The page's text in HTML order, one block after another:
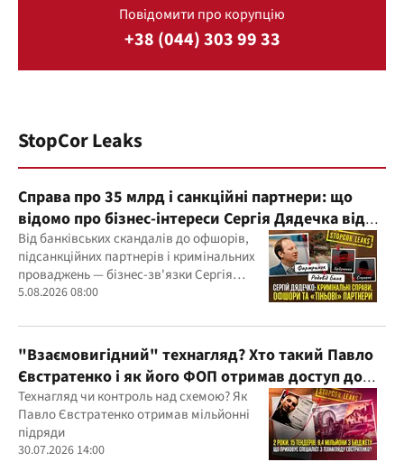
Повідомити про корупцію
+38 (044) 303 99 33
StopCor Leaks
Справа про 35 млрд і санкційні партнери: що
відомо про бізнес-інтереси Сергія Дядечка від
"Родовід Банку" до "ФАРМАСЕЛ"
Від банківських скандалів до офшорів,
підсанкційних партнерів і кримінальних
проваджень — бізнес-зв'язки Сергія
Дядечка й досі простягаються через
5.08.2026 08:00
"Взаємовигідний" технагляд? Хто такий Павло
Євстратенко і як його ФОП отримав доступ до
бюджетних мільйонів?
Технагляд чи контроль над схемою? Як
Павло Євстратенко отримав мільйонні
підряди
30.07.2026 14:00